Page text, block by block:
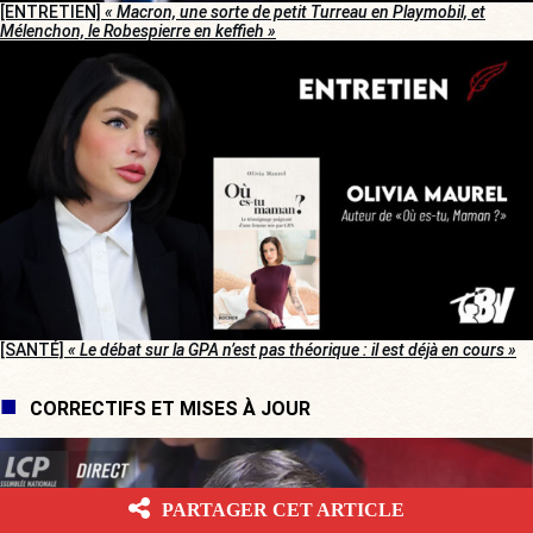
[ENTRETIEN] « Macron, une sorte de petit Turreau en Playmobil, et
Mélenchon, le Robespierre en keffieh »
[SANTÉ] « Le débat sur la GPA n’est pas théorique : il est déjà en cours »
CORRECTIFS ET MISES À JOUR
PARTAGER CET ARTICLE